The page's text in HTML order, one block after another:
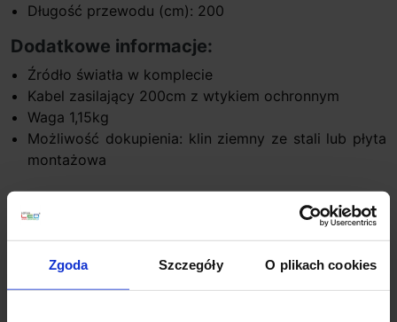
Zgoda Szczegóły O plikach cookies
Długość przewodu (cm): 200
Dodatkowe informacje:
Źródło światła w komplecie
Kabel zasilający 200cm z wtykiem ochronnym
Waga 1,15kg
Możliwość dokupienia: klin ziemny ze stali lub płyta
montażowa
Szczegóły produktu
Zobacz także